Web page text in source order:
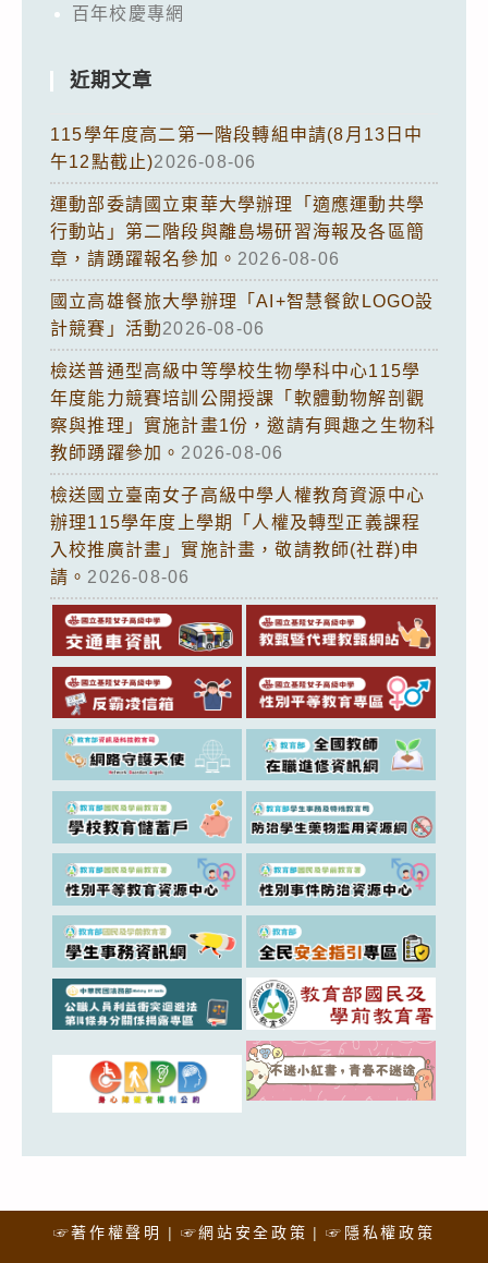
百年校慶專網
近期文章
115學年度高二第一階段轉組申請(8月13日中
午12點截止)2026-08-06
運動部委請國立東華大學辦理「適應運動共學
行動站」第二階段與離島場研習海報及各區簡
章，請踴躍報名參加。 2026-08-06
國立高雄餐旅大學辦理「AI+智慧餐飲LOGO設
計競賽」活動2026-08-06
檢送普通型高級中等學校生物學科中心115學
年度能力競賽培訓公開授課「軟體動物解剖觀
察與推理」實施計畫1份，邀請有興趣之生物科
教師踴躍參加。 2026-08-06
檢送國立臺南女子高級中學人權教育資源中心
辦理115學年度上學期「人權及轉型正義課程
入校推廣計畫」實施計畫，敬請教師(社群)申
請。 2026-08-06
☞著作權聲明 ☞網站安全政策 ☞隱私權政策